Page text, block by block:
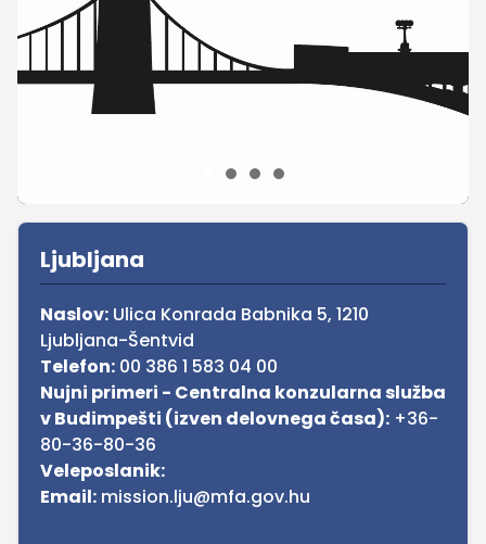
Sidebar
Ljubljana
Naslov: Ulica Konrada Babnika 5, 1210
Ljubljana-Šentvid
Telefon: 00 386 1 583 04 00
Nujni primeri - Centralna konzularna služba
v Budimpešti (izven delovnega časa): +36-
80-36-80-36
Veleposlanik:
Email: mission.lju@mfa.gov.hu